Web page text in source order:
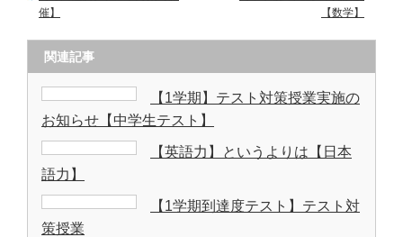
催】
【数学】
関連記事
【1学期】テスト対策授業実施の
お知らせ【中学生テスト】
【英語力】というよりは【日本
語力】
【1学期到達度テスト】テスト対
策授業